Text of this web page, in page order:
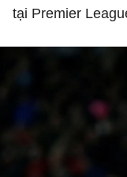
tại Premier